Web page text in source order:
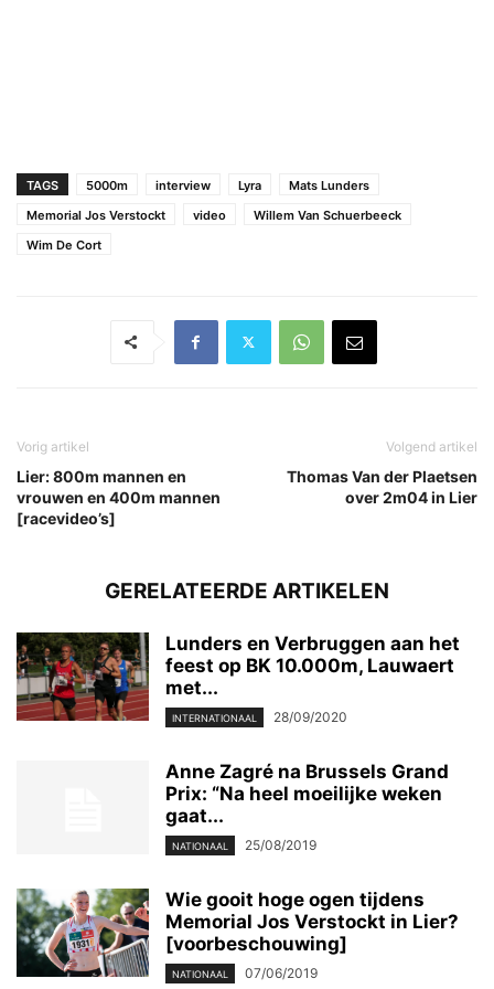
TAGS 5000m interview Lyra
Mats Lunders
Memorial Jos Verstockt
video
Willem Van Schuerbeeck
Wim De Cort
Vorig artikel
Lier: 800m mannen en
vrouwen en 400m mannen
[racevideo’s]
Volgend artikel
Thomas Van der Plaetsen
over 2m04 in Lier
GERELATEERDE ARTIKELEN
Lunders en Verbruggen aan het
feest op BK 10.000m, Lauwaert
met...
INTERNATIONAAL 28/09/2020
Anne Zagré na Brussels Grand
Prix: “Na heel moeilijke weken
gaat...
NATIONAAL 25/08/2019
Wie gooit hoge ogen tijdens
Memorial Jos Verstockt in Lier?
[voorbeschouwing]
NATIONAAL 07/06/2019